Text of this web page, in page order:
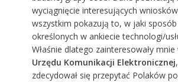
wyciągnięcie interesujących
wszystkim pokazują to, w jaki
określonych w ankiecie technologi/
Właśnie dlatego zainteresowały
Urzędu Komunikacji Elektronicznej
zdecydował się przepytać Polaków